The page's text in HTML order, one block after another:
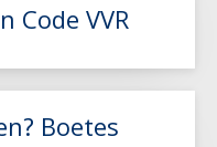
Code VVR
Boetes